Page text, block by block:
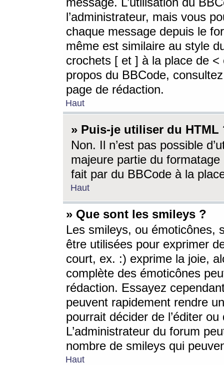
l’administrateur, mais vous
chaque message depuis le
même est similaire au style
crochets [ et ] à la place de <
propos du BBCode,
page de rédaction.
Haut
» Puis-je utiliser du HTML
Non. Il n’est pas possible
majeure partie du
fait par du BBCode à la
Haut
» Que sont les smileys ?
Les smileys, ou émoticônes,
être utilisées pour exprimer
court, ex. :) exprime la joie,
complète des émoticônes
rédaction. Essayez
peuvent rapidement rendre
pourrait décider de l’éditer
L’administrateur du forum
nombre de smileys qui
Haut